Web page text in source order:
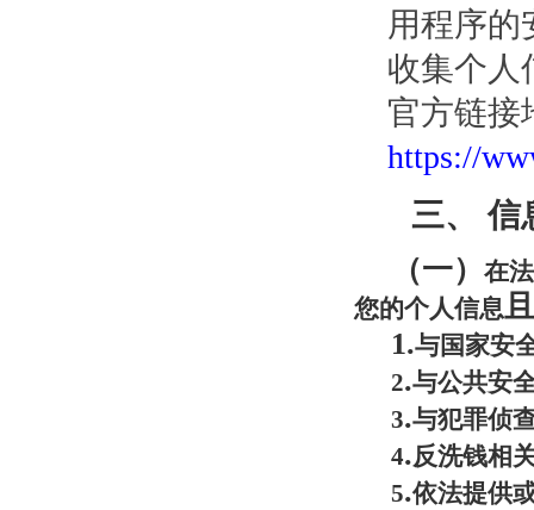
用程序的
收集个人
官方链接
https://
三、信
（一）
在
您的个人信息且
1.与国家安
2.与公共安
3.与犯罪侦
4.反洗钱相
5.依法提供